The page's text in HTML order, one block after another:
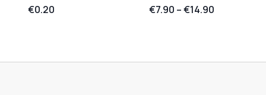
€0.20
€7.90 –€14.90